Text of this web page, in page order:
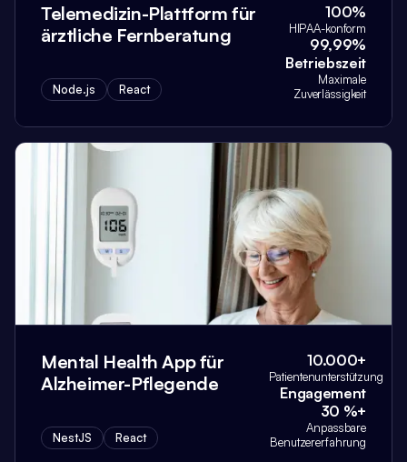
Telemedizin-Plattform für
ärztliche Fernberatung
Node.js React
100%
HIPAA-konform
99,99%
Betriebszeit
Maximale
Zuverlässigkeit
Mental Health App für
Alzheimer-Pflegende
NestJS React
10.000+
Patientenunterstützung
Engagement
30 %+
Anpassbare
Benutzererfahrung